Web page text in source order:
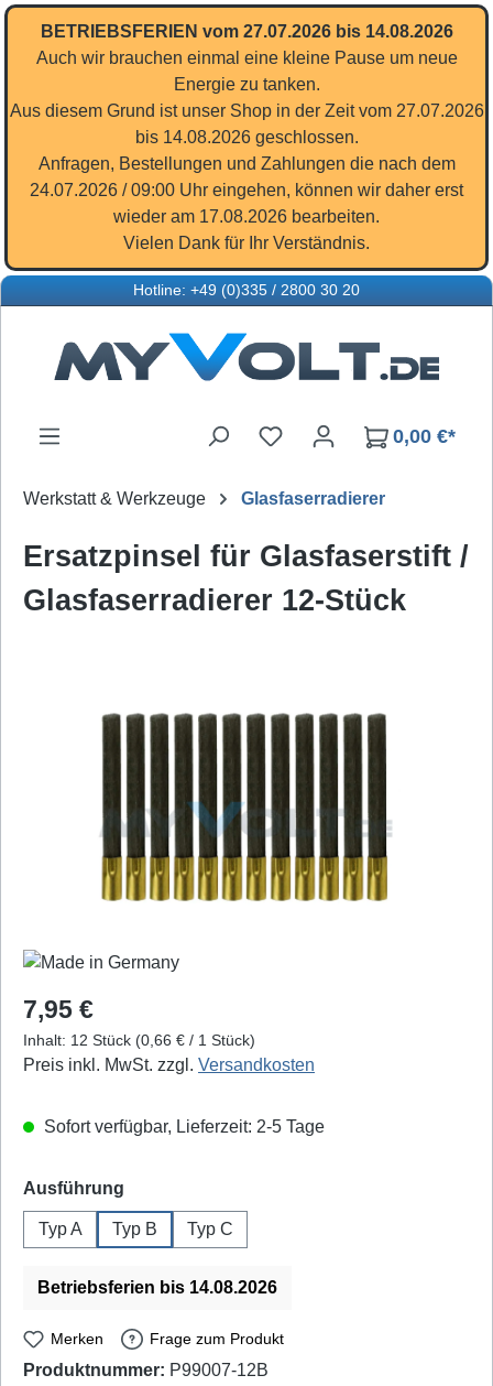
Zum Hauptinhalt springen
BETRIEBSFERIEN vom 27.07.2026 bis 14.08.2026
Auch wir brauchen einmal eine kleine Pause um neue
Energie zu tanken.
Aus diesem Grund ist unser Shop in der Zeit vom 27.07.2026
bis 14.08.2026 geschlossen.
Anfragen, Bestellungen und Zahlungen die nach dem
24.07.2026 / 09:00 Uhr eingehen, können wir daher erst
wieder am 17.08.2026 bearbeiten.
Vielen Dank für Ihr Verständnis.
Hotline: +49 (0)335 / 2800 30 20
Du hast 0 Produkte auf
0,00 €*
Werkstatt & Werkzeuge Glasfaserradierer
Ersatzpinsel für Glasfaserstift /
Glasfaserradierer 12-Stück
Regulärer Preis:
7,95 €
Inhalt: 12 Stück (0,66 € / 1 Stück)
Preis inkl. MwSt. zzgl. Versandkosten
Sofort verfügbar, Lieferzeit: 2-5 Tage
Ausführung
Typ A Typ B Typ C
Betriebsferien bis 14.08.2026
Merken Frage zum Produkt
Produktnummer: P99007-12B